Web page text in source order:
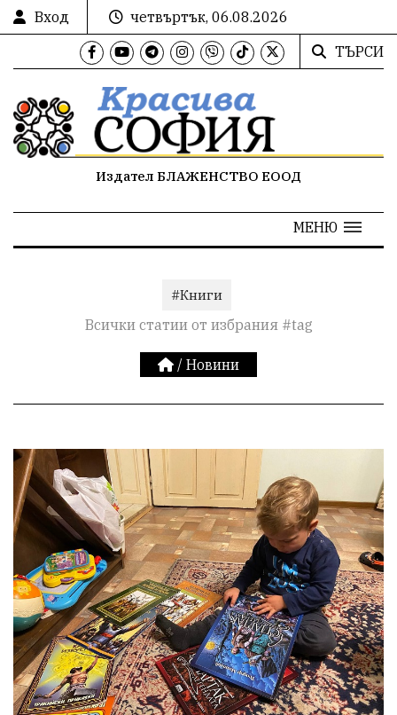
Вход
четвъртък, 06.08.2026
ТЪРСИ
Издател БЛАЖЕНСТВО ЕООД
МЕНЮ
#Книги
Всички статии от избрания #tag
/ Новини